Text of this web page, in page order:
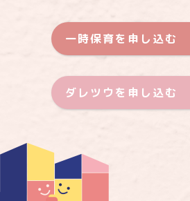
一時保育を申し込む
ダレツウを申し込む